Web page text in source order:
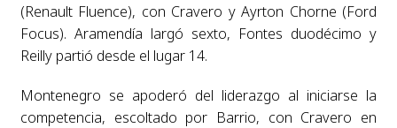
(Renault Fluence), con Cravero y Ayrton Chorne (Ford
Focus). Aramendía largó sexto, Fontes duodécimo y
Reilly partió desde el lugar 14.
Montenegro se apoderó del liderazgo al iniciarse la
competencia, escoltado por Barrio, con Cravero en